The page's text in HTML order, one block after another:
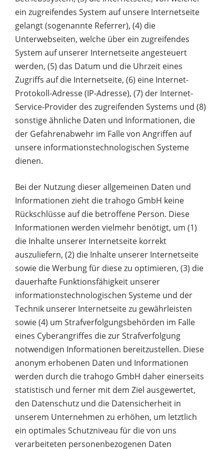
ein zugreifendes System auf unsere Internetseite
gelangt (sogenannte Referrer), (4) die
Unterwebseiten, welche über ein zugreifendes
System auf unserer Internetseite angesteuert
werden, (5) das Datum und die Uhrzeit eines
Zugriffs auf die Internetseite, (6) eine Internet-
Protokoll-Adresse (IP-Adresse), (7) der Internet-
Service-Provider des zugreifenden Systems und (8)
sonstige ähnliche Daten und Informationen, die
der Gefahrenabwehr im Falle von Angriffen auf
unsere informationstechnologischen Systeme
dienen.
Bei der Nutzung dieser allgemeinen Daten und
Informationen zieht die trahogo GmbH keine
Rückschlüsse auf die betroffene Person. Diese
Informationen werden vielmehr benötigt, um (1)
die Inhalte unserer Internetseite korrekt
auszuliefern, (2) die Inhalte unserer Internetseite
sowie die Werbung für diese zu optimieren, (3) die
dauerhafte Funktionsfähigkeit unserer
informationstechnologischen Systeme und der
Technik unserer Internetseite zu gewährleisten
sowie (4) um Strafverfolgungsbehörden im Falle
eines Cyberangriffes die zur Strafverfolgung
notwendigen Informationen bereitzustellen. Diese
anonym erhobenen Daten und Informationen
werden durch die trahogo GmbH daher einerseits
statistisch und ferner mit dem Ziel ausgewertet,
den Datenschutz und die Datensicherheit in
unserem Unternehmen zu erhöhen, um letztlich
ein optimales Schutzniveau für die von uns
verarbeiteten personenbezogenen Daten